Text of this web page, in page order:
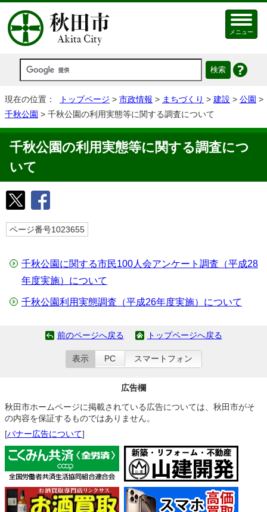
メニュー
現在の位置： トップページ > 市政情報 > まちづくり > 建設 > 公園 >
千秋公園 > 千秋公園の利用実態等に関する調査について
千秋公園の利用実態等に関する調査につ
いて
ページ番号1023655
千秋公園に関する市民100人会アンケート調査（平成28
年度実施）について
千秋公園利用実態調査（平成26年度実施）について
前のページへ戻る トップページへ戻る
表示 PC スマートフォン
広告欄
秋田市ホームページに掲載されている広告については、秋田市がそ
の内容を保証するものではありません。
[バナー広告について]